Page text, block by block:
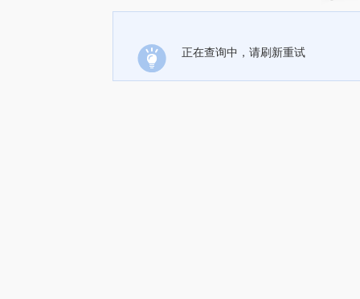
正在查询中，请刷新重试